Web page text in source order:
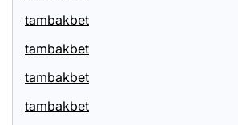
tambakbet
tambakbet
tambakbet
tambakbet